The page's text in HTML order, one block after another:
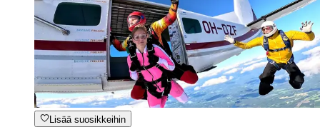
Lisää suosikkeihin